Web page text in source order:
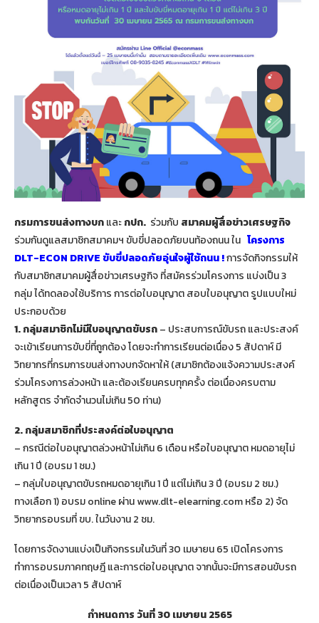
กรมการขนส่งทางบกและกปถ. ร่วมกับ สมาคมผู้สื่อข่าวเศรษฐกิจ
ร่วมกันดูแลสมาชิกสมาคมฯ ขับขี่ปลอดภัยบนท้องถนน ใน โครงการ
DLT-ECON DRIVE ขับขี่ปลอดภัยอุ่นใจผู้ใช้ถนน !การจัดกิจกรรมให้
กับสมาชิกสมาคมผู้สื่อข่าวเศรษฐกิจ ที่สมัครร่วมโครงการ แบ่งเป็น 3
กลุ่ม ได้ทดลองใช้บริการ การต่อใบอนุญาต สอบใบอนุญาต รูปแบบใหม่
ประกอบด้วย
1. กลุ่มสมาชิกไม่มีใบอนุญาตขับรถ– ประสบการณ์ขับรถ และประสงค์
จะเข้าเรียนการขับขี่ที่ถูกต้อง โดยจะทำการเรียนต่อเนื่อง 5 สัปดาห์ มี
วิทยากรที่กรมการขนส่งทางบกจัดหาให้ (สมาชิกต้องแจ้งความประสงค์
ร่วมโครงการล่วงหน้า และต้องเรียนครบทุกครั้ง ต่อเนื่องครบตาม
หลักสูตร จำกัดจำนวนไม่เกิน 50 ท่าน)
2. กลุ่มสมาชิกที่ประสงค์ต่อใบอนุญาต
– กรณีต่อใบอนุญาตล่วงหน้าไม่เกิน 6 เดือน หรือใบอนุญาต หมดอายุไม่
เกิน 1 ปี (อบรม 1 ชม.)
– กลุ่มใบอนุญาตขับรถหมดอายุเกิน 1 ปี แต่ไม่เกิน 3 ปี (อบรม 2 ชม.)
ทางเลือก 1) อบรม online ผ่าน www.dlt-elearning.com หรือ 2) จัด
วิทยากรอบรมที่ ขบ. ในวันงาน 2 ชม.
โดยการจัดงานแบ่งเป็นกิจกรรมในวันที่ 30 เมษายน 65 เปิดโครงการ
ทำการอบรมภาคทฤษฎี และการต่อใบอนุญาต จากนั้นจะมีการสอนขับรถ
ต่อเนื่องเป็นเวลา 5 สัปดาห์
กำหนดการ วันที่ 30 เมษายน 2565